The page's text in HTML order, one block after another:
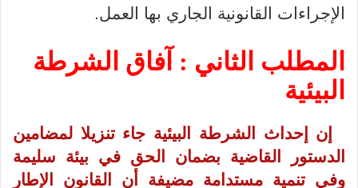
الإجراءات القانونية الجاري بها العمل.
المطلب الثاني : آفاق الشرطة
البيئية
إن إحداث الشرطة البيئية جاء تنزيلا لمضامين
الدستور القاضية بضمان الحق في بيئة سليمة
وفي تنمية مستدامة مضيفة أن القانون الإطار